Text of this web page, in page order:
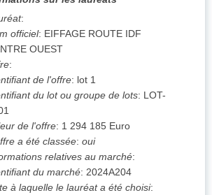
:
officiel: EIFFAGE ROUTE IDF
OUEST
:
de l'offre: lot 1
du lot ou groupe de lots: LOT-
de l'offre: 1 294 185 Euro
a été classée: oui
relatives au marché:
du marché: 2024A204
à laquelle le lauréat a été choisi: